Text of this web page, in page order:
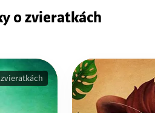
o zvieratkách